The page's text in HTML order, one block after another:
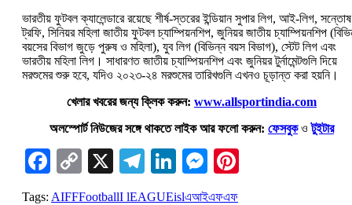
ভারতীয় ফুটবল ক্যালেন্ডারে রয়েছে শীর্ষ-স্তরের ইন্ডিয়ান সুপার লিগ, আই-লিগ, সন্তোষ
ট্রফি, সিনিয়র মহিলা জাতীয় ফুটবল চ্যাম্পিয়নশিপ, জুনিয়র জাতীয় চ্যাম্পিয়নশিপ
বয়সের বিভাগ জুড়ে পুরুষ ও মহিলা), যুব লিগ (বিভিন্ন বয়স বিভাগ), স্টেট লিগ এবং
ভারতীয় মহিলা লিগ। সাধারণত জাতীয় চ্যাম্পিয়নশিপ এবং জুনিয়র টুর্নামেন্টগুলি দিয়ে
মরশুমের শুরু হবে, যদিও ২০২৩-২৪ মরশুমের তারিখগুলি এখনও চূড়ান্ত করা হয়নি।
খেলার খবরের জন্য ক্লিক করুন: www.allsportindia.com
অলস্পোর্ট নিউজের সঙ্গে থাকতে লাইক আর ফলো করুন: ফেসবুকওটুইটার
Facebook
Copy
Link
X Telegram
LinkedIn
Messenger
Tags: AIFFFootballI lEAGUEislএআইএফএফ